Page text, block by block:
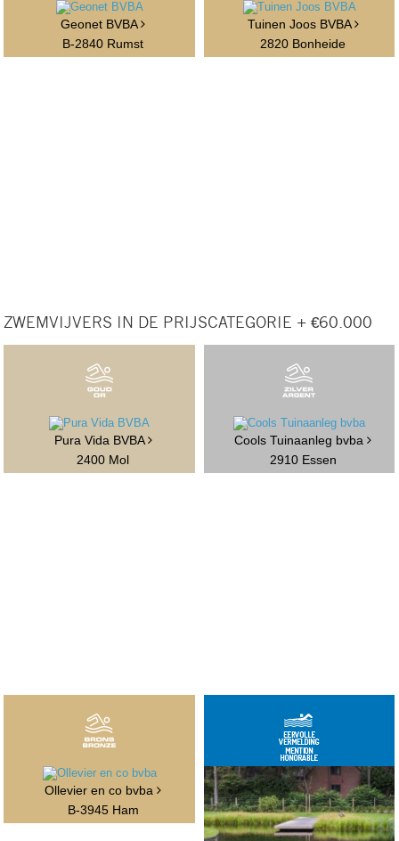
Geonet BVBA
B-2840 Rumst
Tuinen Joos BVBA
2820 Bonheide
ZWEMVIJVERS IN DE PRIJSCATEGORIE + €60.000
Pura Vida BVBA
2400 Mol
Cools Tuinaanleg bvba
2910 Essen
Ollevier en co bvba
B-3945 Ham